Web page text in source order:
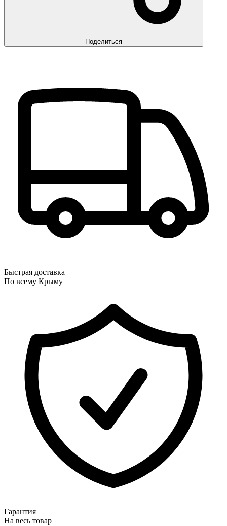
Поделиться
Быстрая доставка
По всему Крыму
Гарантия
На весь товар